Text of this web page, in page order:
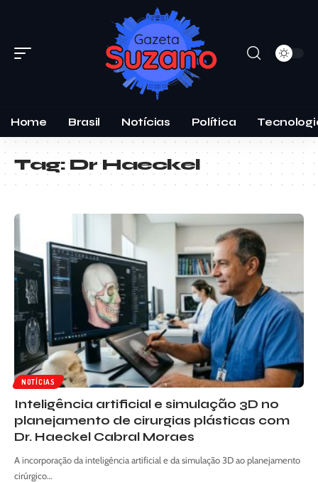
Home Brasil Notícias Política
Tag:Dr Haeckel
NOTÍCIAS
Inteligência artificial e simulação 3D no
planejamento de cirurgias plásticas com
Dr. Haeckel Cabral Moraes
A incorporação da inteligência artificial e da simulação 3D ao planejamento
cirúrgico…